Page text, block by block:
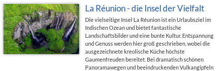
La Réunion - die Insel der Vielfalt
Die vielseitige Insel La Réunion ist ein Urlaubsziel im
Indischen Ozean und bietet fantastische
Landschaftsbilder und eine bunte Kultur. Entspannung
und Genuss werden hier groß geschrieben, wobei die
ausgezeichnete kreolische Küche höchste
Gaumenfreuden bereitet. Bei dramatisch schönen
Panoramawegen und beeindruckenden Vulkangipfeln